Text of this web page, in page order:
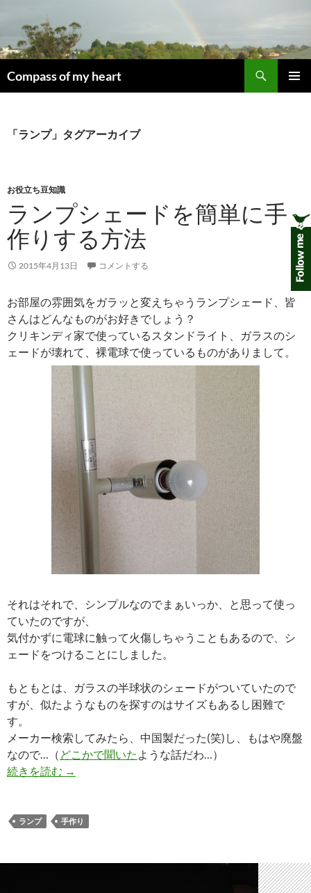
ン
ツ
へ
Compass of my heart
索
「ランプ」タグアーカイブ
お役立ち豆知識
ランプシェードを簡単に手
作りする方法
2015年4月13日 コメントする
お部屋の雰囲気をガラッと変えちゃうランプシェード、皆
さんはどんなものがお好きでしょう？
クリキンディ家で使っているスタンドライト、ガラスのシ
ェードが壊れて、裸電球で使っているものがありまして。
それはそれで、シンプルなのでまぁいっか、と思って使っ
ていたのですが、
気付かずに電球に触って火傷しちゃうこともあるので、シ
ェードをつけることにしました。
もともとは、ガラスの半球状のシェードがついていたので
すが、似たようなものを探すのはサイズもあるし困難で
す。
メーカー検索してみたら、中国製だった(笑)し、もはや廃盤
なので…（ どこかで聞いた ような話だわ…）
続きを読む ランプシェードを簡単に手作りする方法
→
ランプ 手作り